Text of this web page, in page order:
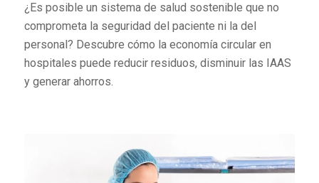
¿Es posible un sistema de salud sostenible que no
comprometa la seguridad del paciente ni la del
personal? Descubre cómo la economía circular en
hospitales puede reducir residuos, disminuir las IAAS
y generar ahorros.